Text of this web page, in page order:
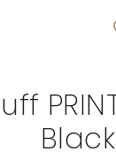
Black